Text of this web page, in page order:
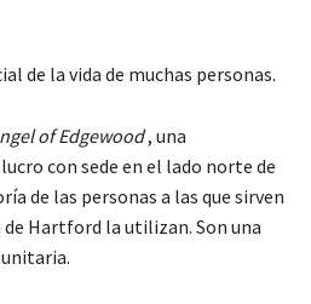
de la vida de muchas personas.
of Edgewood, una
con sede en el lado norte de
de las personas a las que sirven
Hartford la utilizan. Son una